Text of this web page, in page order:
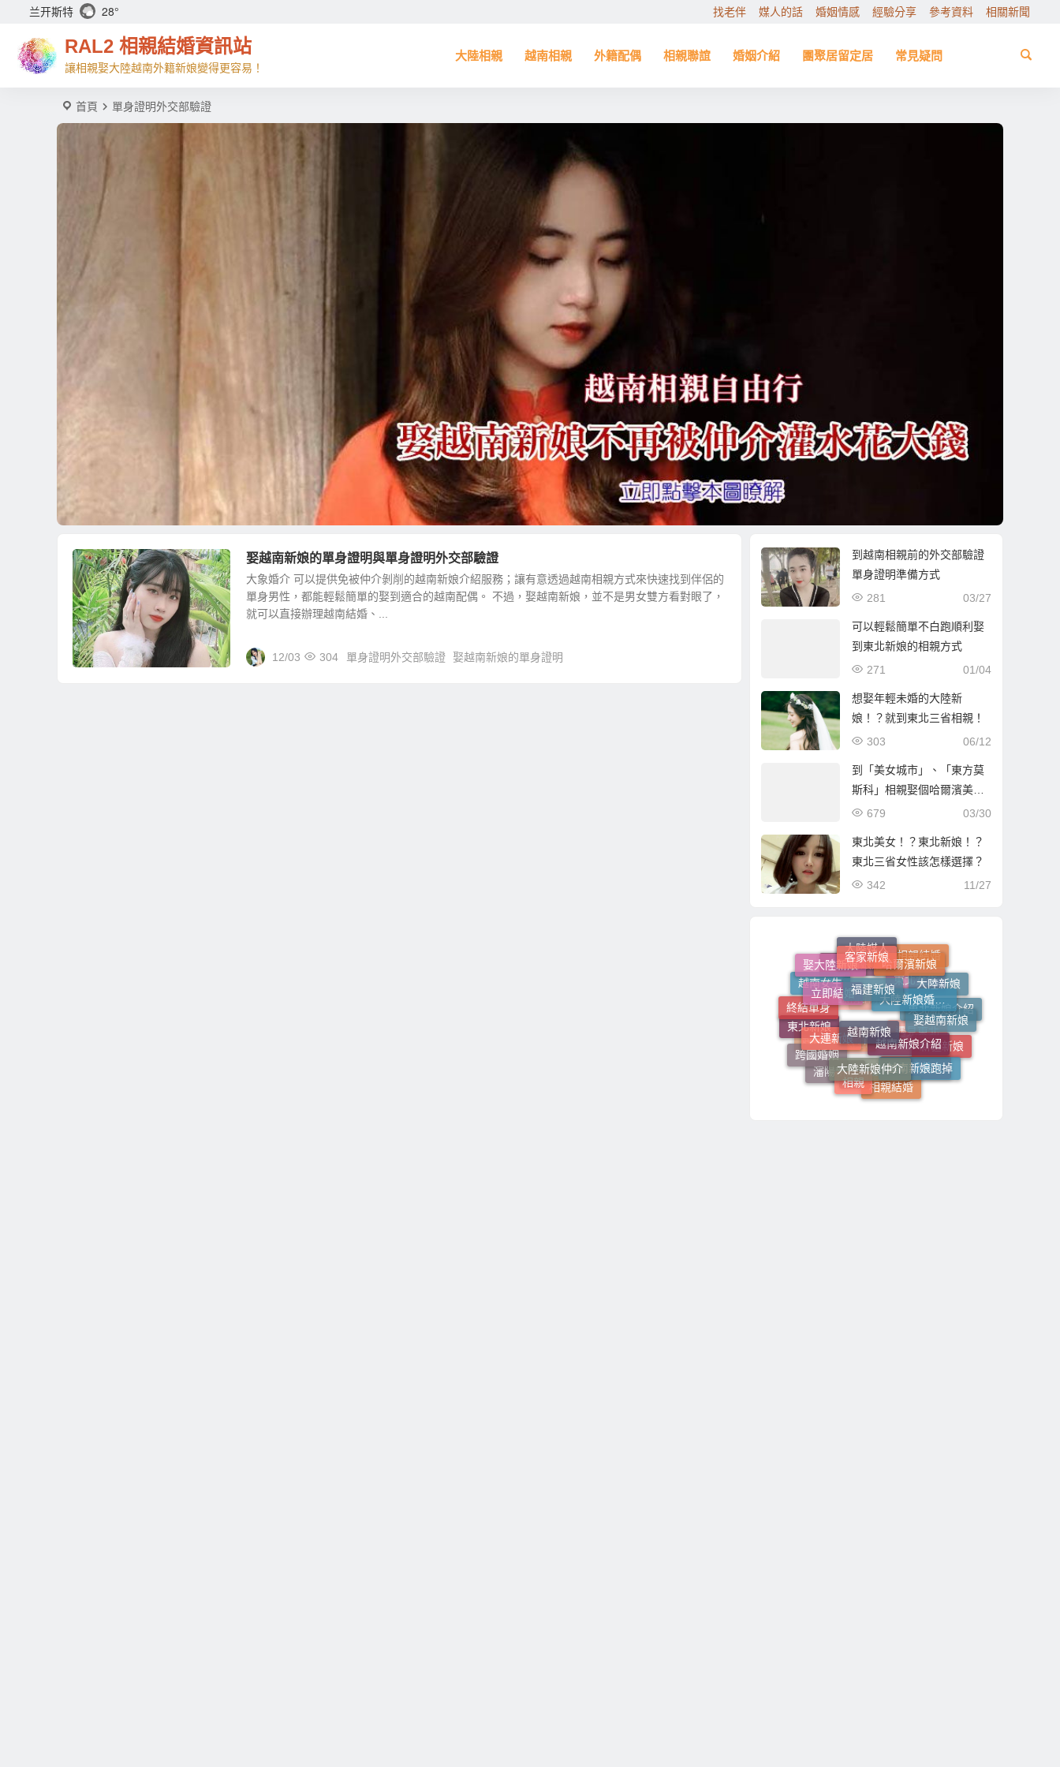
兰开斯特 28° 找老伴 媒人的話 婚姻情感 經驗分享 參考資料 相關新聞
RAL2 相親結婚資訊站
讓相親娶大陸越南外籍新娘變得更容易！
大陸相親 越南相親 外籍配偶 相親聯誼 婚姻介紹 團聚居留定居 常見疑問
首頁 單身證明外交部驗證
娶越南新娘的單身證明與單身證明外交部驗證
大象婚介 可以提供免被仲介剝削的越南新娘介紹服務；讓有意透過越南相親方式來快速找到伴侶的
單身男性，都能輕鬆簡單的娶到適合的越南配偶。 不過，娶越南新娘，並不是男女雙方看對眼了，
就可以直接辦理越南結婚、...
12/03 304 單身證明外交部驗證 娶越南新娘的單身證明
到越南相親前的外交部驗證
單身證明準備方式
03/27
281
可以輕鬆簡單不白跑順利娶
到東北新娘的相親方式
01/04
271
想娶年輕未婚的大陸新
娘！？就到東北三省相親！
06/12
303
到「美女城市」、「東方莫
斯科」相親娶個哈爾濱美
女！
03/30
679
東北美女！？東北新娘！？
東北三省女性該怎樣選擇？
11/27
342
大陸新娘仲介
相親
相親結婚
越南新娘跑掉
越南新娘介紹
越南新娘
大連新娘
跨國婚姻
瀋陽新娘
哈爾濱女生
哈爾濱美女
新疆新娘
娶越南新娘
大陸新娘婚姻媒合
福建新娘
立即結婚
終結單身
東北新娘
越南新娘仲介
大陸相親自由行
遇見東北
東北新娘介紹
大陸新娘
哈爾濱新娘
客家新娘
娶大陸新娘
越南女生
廣西新娘哈爾濱相親
東北女生
大陸相親結婚
大陸媒人
大陸新娘婚姻媒合介紹所